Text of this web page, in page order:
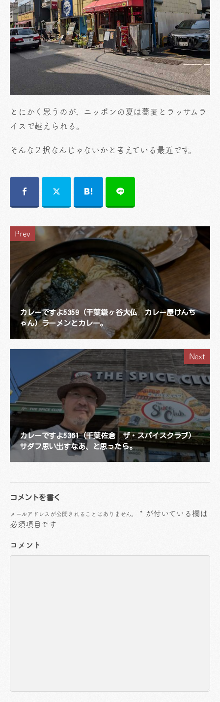
とにかく思うのが、ニッポンの夏は蕎麦とラッサムラ
イスで越えられる。
そんな２択なんじゃないかと考えている最近です。
Prev
カレーですよ5359（千葉鎌ヶ谷大仏 カレー屋けんち
ゃん）ラーメンとカレー。
Next
カレーですよ5361（千葉佐倉 ザ・スパイスクラブ）
サダフ思い出すなあ、と思ったら。
コメントを書く
メールアドレスが公開されることはありません。 * が付いている欄は
必須項目です
コメント